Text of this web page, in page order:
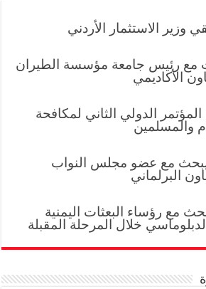
وزير الاستثمار الأردني
مع رئيس جامعة مؤسسة الطيران
الأكاديمي
الدولي الثاني لمكافحة
والمسلمين
يبحث مع عضو مجلس النواب
البرلماني
مع رؤساء البعثات اليمنية
خلال المرحلة المقبلة